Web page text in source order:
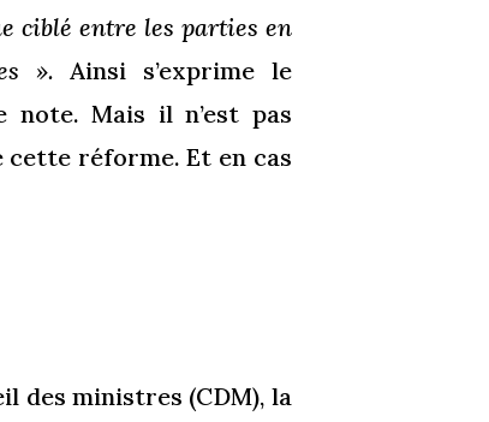
ciblé entre les parties en
». Ainsi s’exprime le
note. Mais il n’est pas
réforme. Et en cas
des ministres (CDM), la